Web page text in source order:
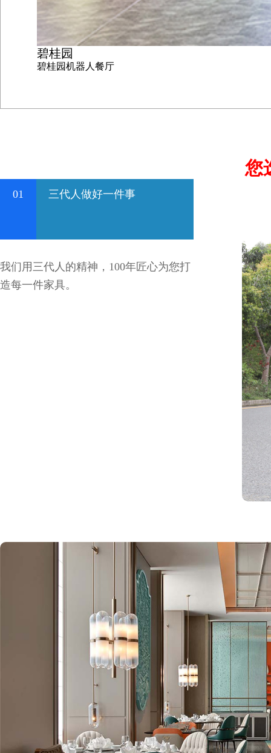
碧桂园
碧桂园机器人餐厅
您
01 三代人做好一件事
我们用三代人的精神，100年匠心为您打
造每一件家具。